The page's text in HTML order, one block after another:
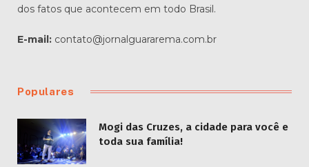
dos fatos que acontecem em todo Brasil.
E-mail: contato@jornalguararema.com.br
Populares
Mogi das Cruzes, a cidade para você e
toda sua família!